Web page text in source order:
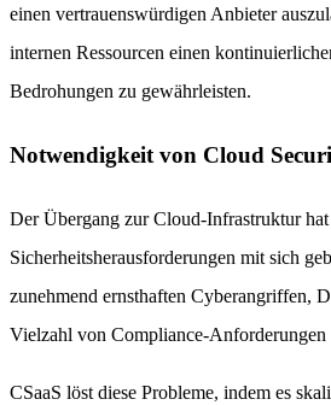
einen vertrauenswürdigen Anbieter
internen Ressourcen einen
Bedrohungen zu gewährleisten.
Notwendigkeit von Cloud
Der Übergang zur Cloud-Infrastruktur hat
Sicherheitsherausforderungen mit sich
zunehmend ernsthaften Cyberangriffen,
Vielzahl von Compliance-Anforderungen
CSaaS löst diese Probleme, indem es